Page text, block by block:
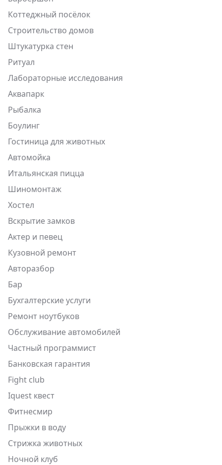
Коттеджный посёлок
Строительство домов
Штукатурка стен
Ритуал
Лабораторные исследования
Аквапарк
Рыбалка
Боулинг
Гостиница для животных
Автомойка
Итальянская пицца
Шиномонтаж
Хостел
Вскрытие замков
Актер и певец
Кузовной ремонт
Авторазбор
Бар
Бухгалтерские услуги
Ремонт ноутбуков
Обслуживание автомобилей
Частный программист
Банковская гарантия
Fight club
Iquest квест
Фитнесмир
Прыжки в воду
Стрижка животных
Ночной клуб